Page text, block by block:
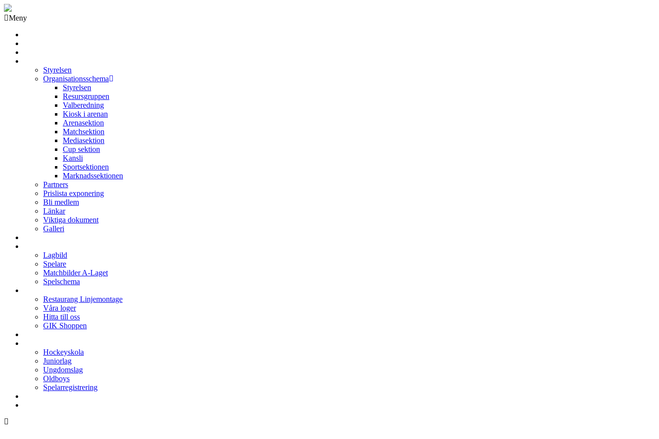
Meny
Styrelsen
Organisationsschema
Styrelsen
Resursgruppen
Valberedning
Kiosk i arenan
Arenasektion
Matchsektion
Mediasektion
Cup sektion
Kansli
Sportsektionen
Marknadssektionen
Partners
Prislista exponering
Bli medlem
Länkar
Viktiga dokument
Galleri
Lagbild
Spelare
Matchbilder A-Laget
Spelschema
Restaurang Linjemontage
Våra loger
Hitta till oss
GIK Shoppen
Hockeyskola
Juniorlag
Ungdomslag
Oldboys
Spelarregistrering